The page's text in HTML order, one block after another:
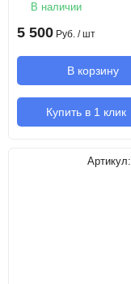
В наличии
5 500 Руб. / шт
В корзину
Купить в 1 клик
Артикул: